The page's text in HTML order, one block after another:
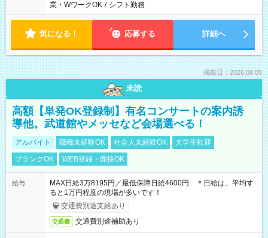
業・WワークOK / シフト勤務
気になる！ 応募する 詳細へ
掲載日：2026.08.05
未読
高額【単発OK登録制】有名コンサートの案内誘
導他。武道館やメッセなど会場選べる！
アルバイト 職種未経験OK 社会人未経験OK
大学生歓迎
ブランクOK
WEB登録・面接OK
給与
MAX日給3万8195円／最低保障日給4600円 ＊日給は、平均す
ると1万円程度の現場が多いです！
交通費別途支給あり
交通費 交通費別途補助あり